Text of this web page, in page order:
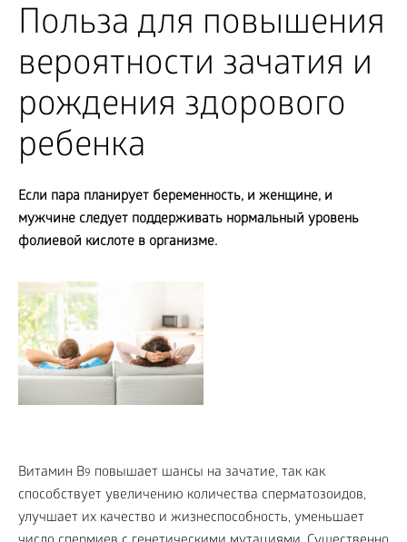
Польза для повышения
вероятности зачатия и
рождения здорового
ребенка
Если пара планирует беременность, и женщине, и
мужчине следует поддерживать нормальный уровень
фолиевой кислоте в организме.
Витамин B9 повышает шансы на зачатие, так как
способствует увеличению количества сперматозоидов,
улучшает их качество и жизнеспособность, уменьшает